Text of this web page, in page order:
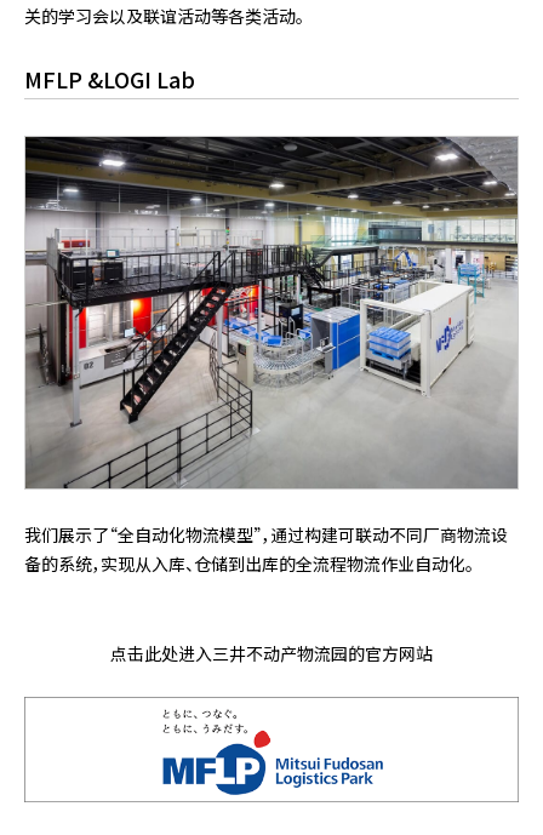
关的学习会以及联谊活动等各类活动。
MFLP &LOGI Lab
我们展示了“全自动化物流模型”，通过构建可联动不同厂商物流设
备的系统，实现从入库、仓储到出库的全流程物流作业自动化。
点击此处进入三井不动产物流园的官方网站